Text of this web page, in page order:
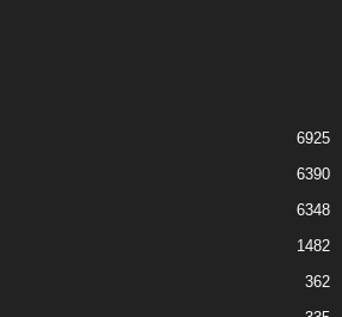
6925
6390
6348
1482
362